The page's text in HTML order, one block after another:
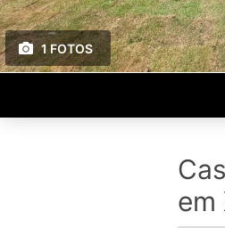
1 FOTOS
em